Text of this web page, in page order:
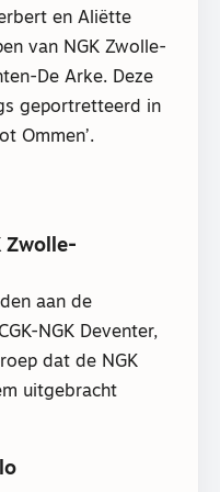
en Aliëtte
van NGK Zwolle-
De Arke. Deze
geportretteerd in
Ommen’.
Zwolle-
aan de
NGK Deventer,
dat de NGK
uitgebracht